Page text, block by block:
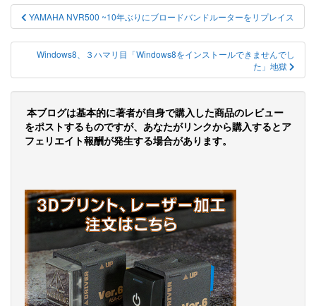
投
稿
ビ
ゲ
ー
シ
ン
YAMAHA NVR500 ~10年ぶりにブロードバンドルーターをリプレイス
Windows8、３ハマリ目「Windows8をインストールできませんでし
た」地獄
本ブログは基本的に著者が自身で購入した商品のレビュー
をポストするものですが、あなたがリンクから購入するとア
フェリエイト報酬が発生する場合があります。